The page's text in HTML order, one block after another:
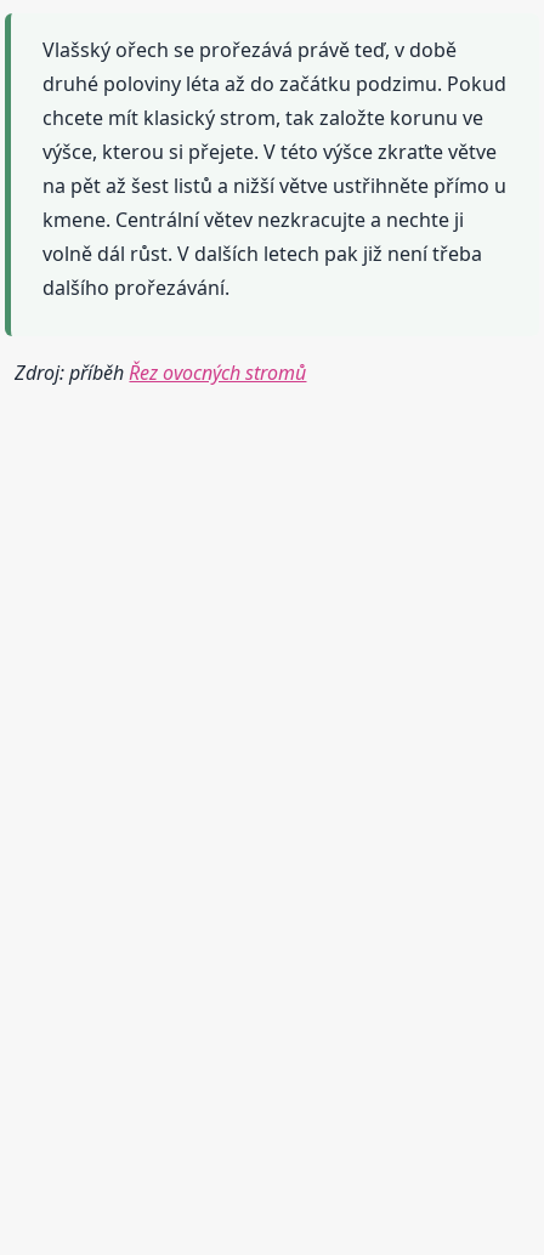
Vlašský ořech se prořezává právě teď, v době
druhé poloviny léta až do začátku podzimu. Pokud
chcete mít klasický strom, tak založte korunu ve
výšce, kterou si přejete. V této výšce zkraťte větve
na pět až šest listů a nižší větve ustřihněte přímo u
kmene. Centrální větev nezkracujte a nechte ji
volně dál růst. V dalších letech pak již není třeba
dalšího prořezávání.
Zdroj: příběhŘez ovocných stromů